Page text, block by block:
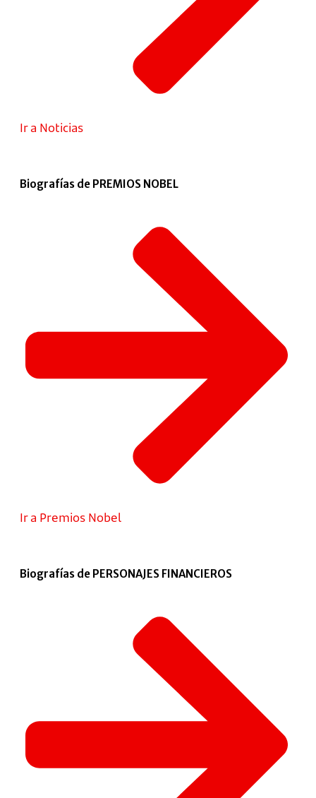
Ir a Noticias
Biografías de PREMIOS NOBEL
Ir a Premios Nobel
Biografías de PERSONAJES FINANCIEROS